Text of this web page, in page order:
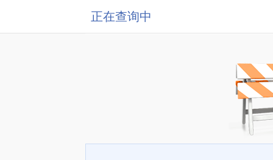
正在查询中